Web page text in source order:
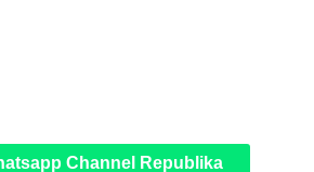
Channel Republika